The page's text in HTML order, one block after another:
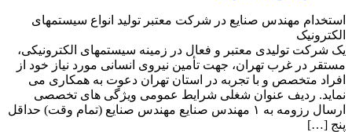
استخدام مهندس صنایع در شرکت معتبر تولید انواع سیستمهای
الکترونیک
یک شرکت تولیدی معتبر و فعال در زمینه سیستمهای الکترونیکی،
مستقر در غرب تهران، جهت تأمین نیروی انسانی مورد نیاز خود از
افراد متخصص و با تجربه در استان تهران دعوت به همکاری می
نماید. ردیف عنوان شغلی شرایط عمومی ویژگی های تخصصی
ارسال رزومه به ۱ مهندس صنایع مهندس صنایع (تمام وقت) حداقل
پنج […]